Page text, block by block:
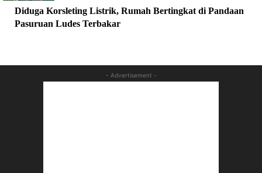
Diduga Korsleting Listrik, Rumah Bertingkat di Pandaan
Pasuruan Ludes Terbakar
- Advertisement -